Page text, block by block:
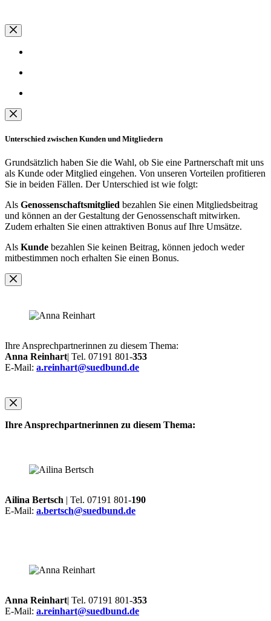
Unterschied zwischen Kunden und Mitgliedern
Grundsätzlich haben Sie die Wahl, ob Sie eine Partnerschaft mit uns
als Kunde oder Mitglied eingehen. Von unseren Vorteilen profitieren
Sie in beiden Fällen. Der Unterschied ist wie folgt:
Als Genossenschaftsmitglied bezahlen Sie einen Mitgliedsbeitrag
und können an der Gestaltung der Genossenschaft mitwirken.
Zudem erhalten Sie einen attraktiven Bonus auf Ihre Umsätze.
Als Kunde bezahlen Sie keinen Beitrag, können jedoch weder
mitbestimmen noch erhalten Sie einen Bonus.
Ihre Ansprechpartnerinnen zu diesem Thema:
Anna Reinhart| Tel. 07191 801-353
E-Mail: a.reinhart@suedbund.de
Ihre Ansprechpartnerinnen zu diesem Thema:
Ailina Bertsch | Tel. 07191 801-190
E-Mail: a.bertsch@suedbund.de
Anna Reinhart| Tel. 07191 801-353
E-Mail: a.reinhart@suedbund.de